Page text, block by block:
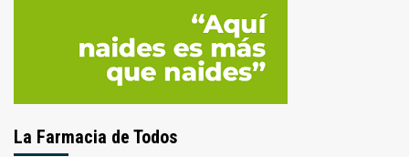
La Farmacia de Todos